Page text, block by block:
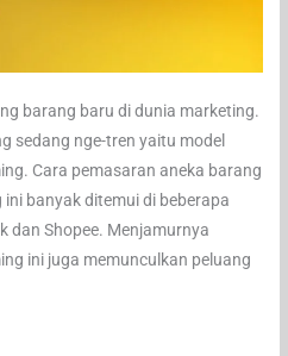
barang baru di dunia marketing.
sedang nge-tren yaitu model
Cara pemasaran aneka barang
banyak ditemui di beberapa
dan Shopee. Menjamurnya
ini juga memunculkan peluang